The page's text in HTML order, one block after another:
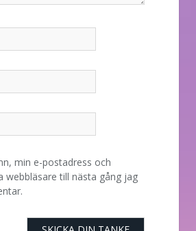
min e-postadress och
webbläsare till nästa gång jag